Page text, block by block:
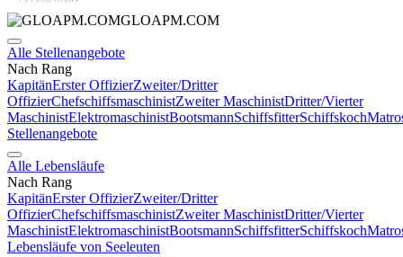
GLOAPM.COM
Alle Stellenangebote
Nach Rang
KapitänErster OffizierZweiter/Dritter
OffizierChefschiffsmaschinistZweiter MaschinistDritter/Vierter
MaschinistElektromaschinistBootsmannSchiffsfitterSchiffskoch
Stellenangebote
Alle Lebensläufe
Nach Rang
KapitänErster OffizierZweiter/Dritter
OffizierChefschiffsmaschinistZweiter MaschinistDritter/Vierter
MaschinistElektromaschinistBootsmannSchiffsfitterSchiffskoch
Lebensläufe von Seeleuten